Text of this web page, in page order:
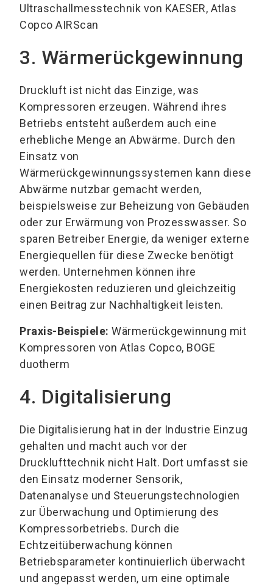
Ultraschallmesstechnik von KAESER, Atlas
Copco AIRScan
3. Wärmerückgewinnung
Druckluft ist nicht das Einzige, was
Kompressoren erzeugen. Während ihres
Betriebs entsteht außerdem auch eine
erhebliche Menge an Abwärme. Durch den
Einsatz von
Wärmerückgewinnungssystemen kann diese
Abwärme nutzbar gemacht werden,
beispielsweise zur Beheizung von Gebäuden
oder zur Erwärmung von Prozesswasser. So
sparen Betreiber Energie, da weniger externe
Energiequellen für diese Zwecke benötigt
werden. Unternehmen können ihre
Energiekosten reduzieren und gleichzeitig
einen Beitrag zur Nachhaltigkeit leisten.
Praxis-Beispiele: Wärmerückgewinnung mit
Kompressoren von Atlas Copco, BOGE
duotherm
4. Digitalisierung
Die Digitalisierung hat in der Industrie Einzug
gehalten und macht auch vor der
Drucklufttechnik nicht Halt. Dort umfasst sie
den Einsatz moderner Sensorik,
Datenanalyse und Steuerungstechnologien
zur Überwachung und Optimierung des
Kompressorbetriebs. Durch die
Echtzeitüberwachung können
Betriebsparameter kontinuierlich überwacht
und angepasst werden, um eine optimale